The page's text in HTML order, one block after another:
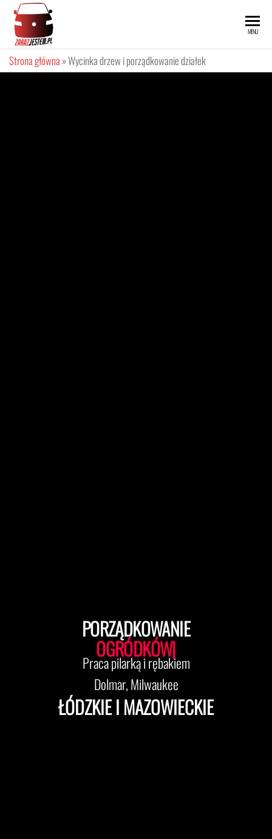
JESTEM
MENU
Strona główna »Wycinka drzew i porządkowanie działek
PORZĄDKOWANIE
OGRÓDKÓW|
Praca pilarką i rębakiem
Dolmar, Milwaukee
ŁÓDZKIE I MAZOWIECKIE